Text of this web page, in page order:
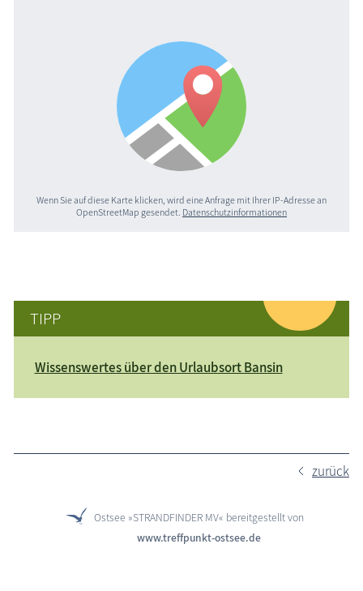
Wenn Sie auf diese Karte klicken, wird eine Anfrage mit Ihrer IP-Adresse an
OpenStreetMap gesendet. Datenschutzinformationen
TIPP
Wissenswertes über den Urlaubsort Bansin
zurück
Ostsee »STRANDFINDER MV« bereitgestellt von
www.treffpunkt-ostsee.de